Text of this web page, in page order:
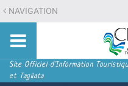
Aller
au
contenu.
Aller
à
NAVIGATION
Sito
Navigation
Site Officiel d'Information
et Tagliata
menu